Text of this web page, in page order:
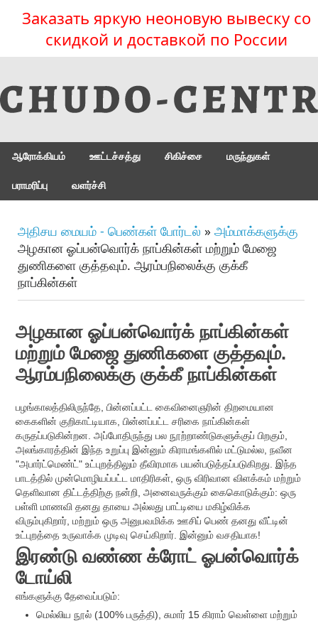
Заказать яркую неоновую вывеску со
скидкой и доставкой по России
ஆரோக்கியம் ஊட்டச்சத்து சிகிச்சை மருந்துகள்
பராமரிப்பு வளர்ச்சி
அதிசய மையம் - பெண்கள் போர்டல் » அம்மாக்களுக்கு
அழகான ஓப்பன்வொர்க் நாப்கின்கள் மற்றும் மேஜை
துணிகளை குத்தவும். ஆரம்பநிலைக்கு குக்கீ
நாப்கின்கள்
அழகான ஓப்பன்வொர்க் நாப்கின்கள்
மற்றும் மேஜை துணிகளை குத்தவும்.
ஆரம்பநிலைக்கு குக்கீ நாப்கின்கள்
பழங்காலத்திலிருந்தே, பின்னப்பட்ட கைவினைஞரின் திறமையான
கைகளின் குறிகாட்டியாக, பின்னப்பட்ட சரிகை நாப்கின்கள்
கருதப்படுகின்றன. அப்போதிருந்து பல நூற்றாண்டுகளுக்குப் பிறகும்,
அலங்காரத்தின் இந்த உறுப்பு இன்னும் கிராமங்களில் மட்டுமல்ல, நவீன
"அபார்ட்மெண்ட்" உட்புறத்திலும் தீவிரமாக பயன்படுத்தப்படுகிறது. இந்த
பாடத்தில் முன்மொழியப்பட்ட மாதிரிகள், ஒரு விரிவான விளக்கம் மற்றும்
தெளிவான திட்டத்திற்கு நன்றி, அனைவருக்கும் கைகொடுக்கும்: ஒரு
பள்ளி மாணவி தனது தாயை அல்லது பாட்டியை மகிழ்விக்க
விரும்புகிறார், மற்றும் ஒரு அனுபவமிக்க ஊசிப் பெண் தனது வீட்டின்
உட்புறத்தை உருவாக்க முடிவு செய்கிறார். இன்னும் வசதியாக!
இரண்டு வண்ண க்ரோட் ஓபன்வொர்க்
டோய்லி
எங்களுக்கு தேவைப்படும்:
மெல்லிய நூல் (100% பருத்தி), சுமார் 15 கிராம் வெள்ளை மற்றும்